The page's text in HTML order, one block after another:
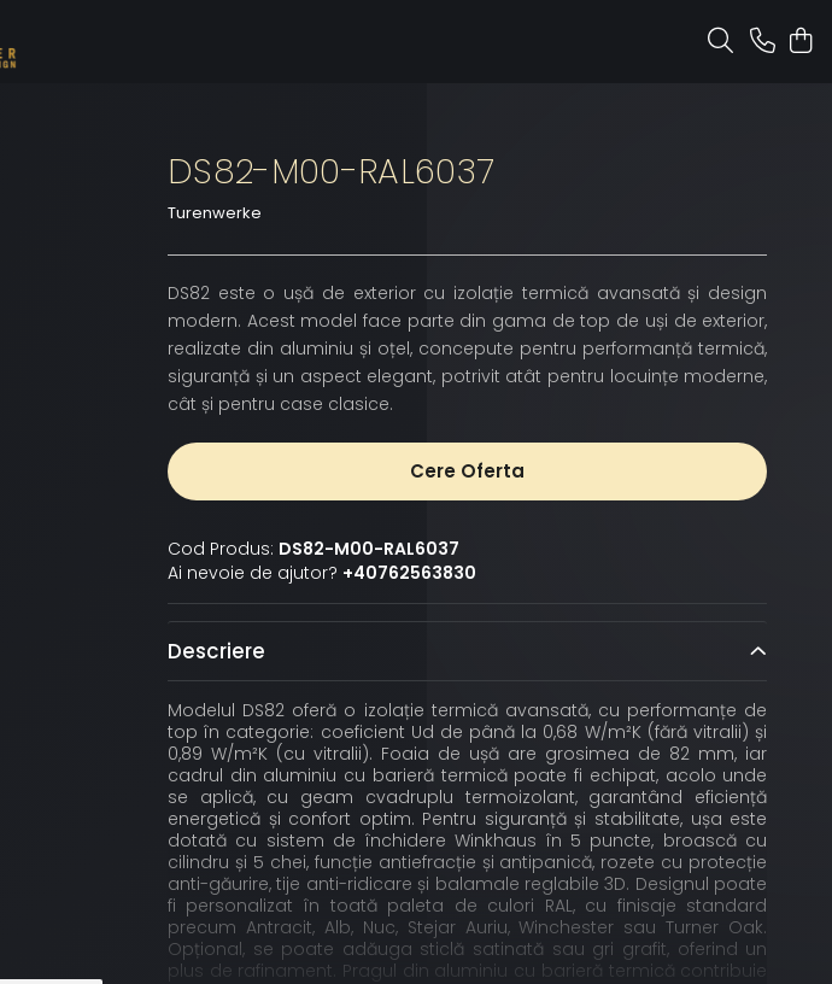
DS82-M00-RAL6037
Turenwerke
DS82 este o ușă de exterior cu izolație termică avansată și design
modern. Acest model face parte din gama de top de uși de exterior,
realizate din aluminiu și oțel, concepute pentru performanță termică,
siguranță și un aspect elegant, potrivit atât pentru locuințe moderne,
cât și pentru case clasice.
Cere Oferta
Cod Produs: DS82-M00-RAL6037
Ai nevoie de ajutor? +40762563830
Descriere
Modelul DS82 oferă o izolație termică avansată, cu performanțe de
top în categorie: coeficient Ud de până la 0,68 W/m²K (fără vitralii) și
0,89 W/m²K (cu vitralii). Foaia de ușă are grosimea de 82 mm, iar
cadrul din aluminiu cu barieră termică poate fi echipat, acolo unde
se aplică, cu geam cvadruplu termoizolant, garantând eficiență
energetică și confort optim. Pentru siguranță și stabilitate, ușa este
dotată cu sistem de închidere Winkhaus în 5 puncte, broască cu
cilindru și 5 chei, funcție antiefracție și antipanică, rozete cu protecție
anti-găurire, tije anti-ridicare și balamale reglabile 3D. Designul poate
fi personalizat în toată paleta de culori RAL, cu finisaje standard
precum Antracit, Alb, Nuc, Stejar Auriu, Winchester sau Turner Oak.
Opțional, se poate adăuga sticlă satinată sau gri grafit, oferind un
plus de rafinament. Pragul din aluminiu cu barieră termică contribuie